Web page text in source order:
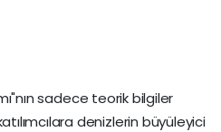
sadece teorik bilgiler
denizlerin büyüleyici